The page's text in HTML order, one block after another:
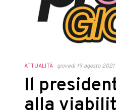
ATTUALITÀ giovedì 19 agosto 2021
Il
alla